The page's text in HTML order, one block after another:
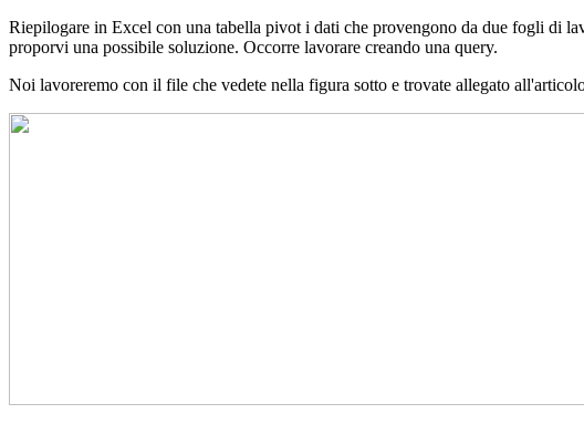
Riepilogare in Excel con una tabella pivot i dati che provengono da due fogli di
proporvi una possibile soluzione. Occorre lavorare creando una query.
Noi lavoreremo con il file che vedete nella figura sotto e trovate allegato